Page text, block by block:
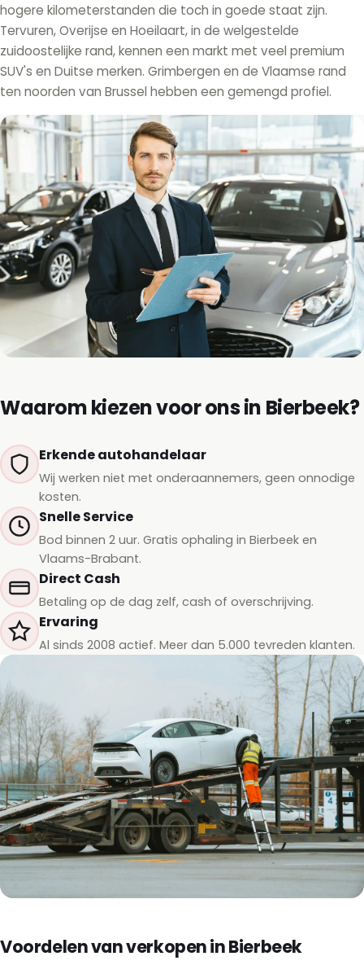
hogere kilometerstanden die toch in goede staat zijn.
Tervuren, Overijse en Hoeilaart, in de welgestelde
zuidoostelijke rand, kennen een markt met veel premium
SUV's en Duitse merken. Grimbergen en de Vlaamse rand
ten noorden van Brussel hebben een gemengd profiel.
Waarom kiezen voor ons in Bierbeek?
Erkende autohandelaar
Wij werken niet met onderaannemers, geen onnodige
kosten.
Snelle Service
Bod binnen 2 uur. Gratis ophaling in Bierbeek en
Vlaams-Brabant.
Direct Cash
Betaling op de dag zelf, cash of overschrijving.
Ervaring
Al sinds 2008 actief. Meer dan 5.000 tevreden klanten.
Voordelen van verkopen in Bierbeek